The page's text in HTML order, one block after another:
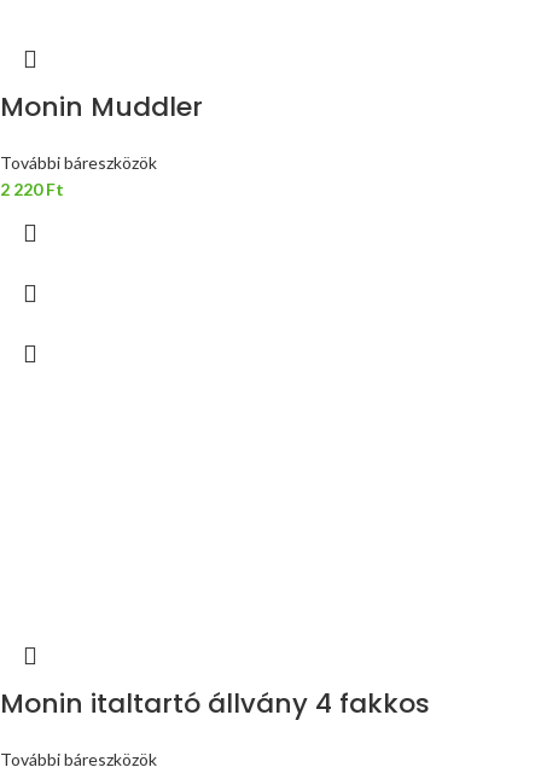
Monin Muddler
További báreszközök
2 220Ft
Monin italtartó állvány 4 fakkos
További báreszközök